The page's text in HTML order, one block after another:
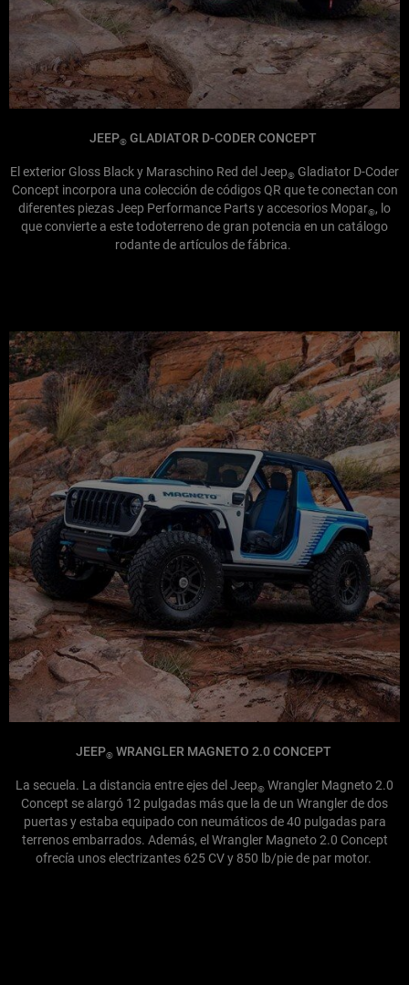
JEEP® GLADIATOR D-CODER CONCEPT
El exterior Gloss Black y Maraschino Red del Jeep® Gladiator D-Coder
Concept incorpora una colección de códigos QR que te conectan con
diferentes piezas Jeep Performance Parts y accesorios Mopar®, lo
que convierte a este todoterreno de gran potencia en un catálogo
rodante de artículos de fábrica.
JEEP®WRANGLER MAGNETO 2.0 CONCEPT
La secuela. La distancia entre ejes del Jeep® Wrangler Magneto 2.0
Concept se alargó 12 pulgadas más que la de un Wrangler de dos
puertas y estaba equipado con neumáticos de 40 pulgadas para
terrenos embarrados. Además, el Wrangler Magneto 2.0 Concept
ofrecía unos electrizantes 625 CV y 850 lb/pie de par motor.